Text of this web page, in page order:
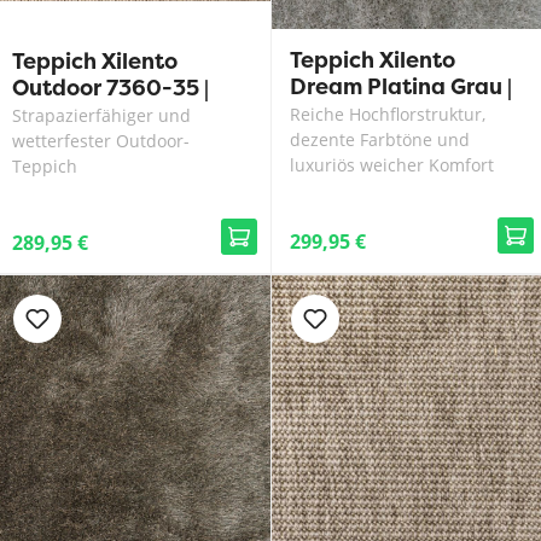
Teppich Xilento
Outdoor 7360-35 |
200 x 300 cm
Strapazierfähiger und
wetterfester Outdoor-
Teppich
289,95 €
Teppich Xilento
Dream Platina Grau |
170 x 230 cm
Reiche Hochflorstruktur,
dezente Farbtöne und
luxuriös weicher Komfort
299,95 €